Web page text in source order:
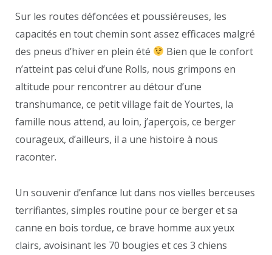
Sur les routes défoncées et poussiéreuses, les
capacités en tout chemin sont assez efficaces malgré
des pneus d’hiver en plein été
Bien que le confort
n’atteint pas celui d’une Rolls, nous grimpons en
altitude pour rencontrer au détour d’une
transhumance, ce petit village fait de Yourtes, la
famille nous attend, au loin, j’aperçois, ce berger
courageux, d’ailleurs, il a une histoire à nous
raconter.
Un souvenir d’enfance lut dans nos vielles berceuses
terrifiantes, simples routine pour ce berger et sa
canne en bois tordue, ce brave homme aux yeux
clairs, avoisinant les 70 bougies et ces 3 chiens